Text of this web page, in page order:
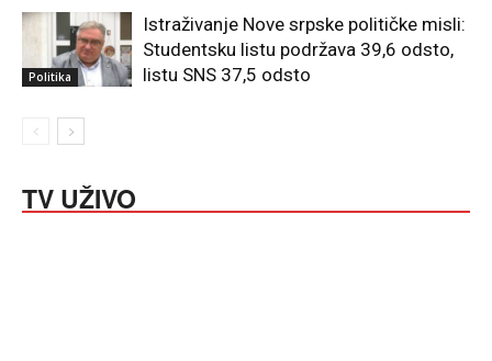
Politika
Istraživanje Nove srpske političke misli:
Studentsku listu podržava 39,6 odsto,
listu SNS 37,5 odsto
TV UŽIVO